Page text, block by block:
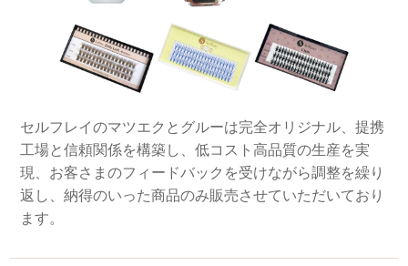
セルフレイのマツエクとグルーは完全オリジナル、提携
工場と信頼関係を構築し、低コスト高品質の生産を実
現、お客さまのフィードバックを受けながら調整を繰り
返し、納得のいった商品のみ販売させていただいており
ます。